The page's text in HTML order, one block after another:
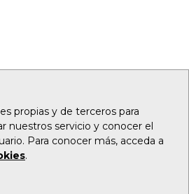
propias y de terceros para
nuestros servicio y conocer el
Para conocer más, acceda a
.